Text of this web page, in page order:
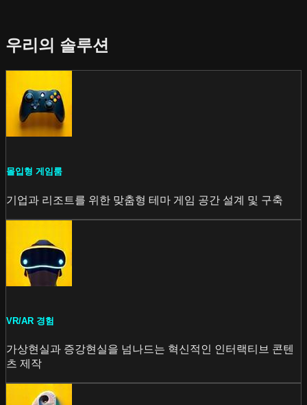
우리의 솔루션
몰입형 게임룸
기업과 리조트를 위한 맞춤형 테마 게임 공간 설계 및 구축
VR/AR 경험
가상현실과 증강현실을 넘나드는 혁신적인 인터랙티브 콘텐
츠 제작